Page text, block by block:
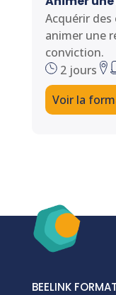
Acquérir
animer une
conviction.
2 jours
Voir la
BEELINK